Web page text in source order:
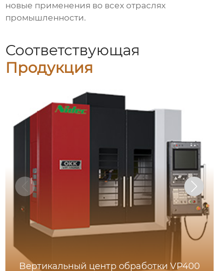
новые применения во всех отраслях
промышленности.
Соответствующая
Продукция
Bертикальный центр обработки VP400